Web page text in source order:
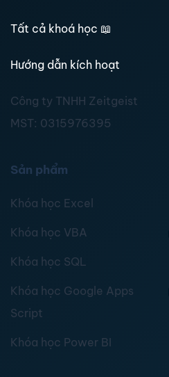
Tất cả khoá học 📖
Hướng dẫn kích hoạt
Công ty TNHH Zeitgeist
MST: 0315976395
Sản phẩm
Khóa học Excel
Khóa học VBA
Khóa học SQL
Khóa học Google Apps
Script
Khóa học Power BI